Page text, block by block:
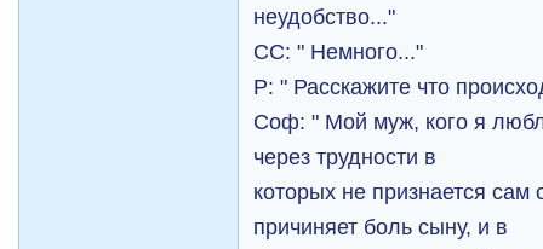
неудобство..."
СС: " Немного..."
Р: " Расскажите что
Соф: " Мой муж, кого я
через трудности в
которых не признается
причиняет боль сыну, и в